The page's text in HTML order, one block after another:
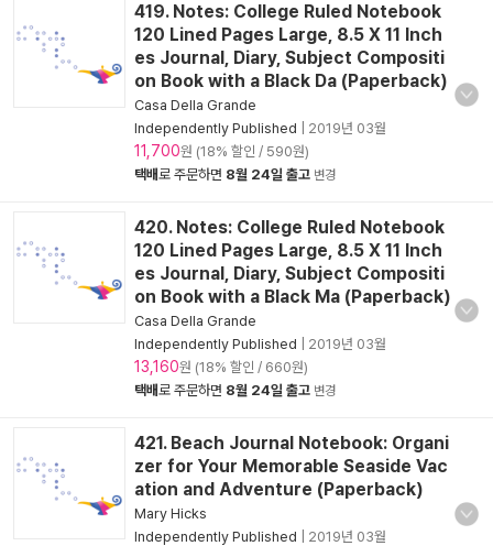
419. Notes: College Ruled Notebook
120 Lined Pages Large, 8.5 X 11 Inch
es Journal, Diary, Subject Compositi
on Book with a Black Da (Paperback)
Casa Della Grande
Independently Published
2019년 03월
11,700원 (18% 할인 / 590원)
택배로 주문하면 8월 24일 출고 변경
420. Notes: College Ruled Notebook
120 Lined Pages Large, 8.5 X 11 Inch
es Journal, Diary, Subject Compositi
on Book with a Black Ma (Paperback)
Casa Della Grande
Independently Published
2019년 03월
13,160원 (18% 할인 / 660원)
택배로 주문하면 8월 24일 출고 변경
421. Beach Journal Notebook: Organi
zer for Your Memorable Seaside Vac
ation and Adventure (Paperback)
Mary Hicks
Independently Published
2019년 03월